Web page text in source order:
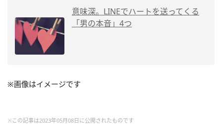
意味深。LINEでハートを送ってくる
「男の本音」4つ
※画像はイメージです
※この記事は2023年05月08日に公開されたものです